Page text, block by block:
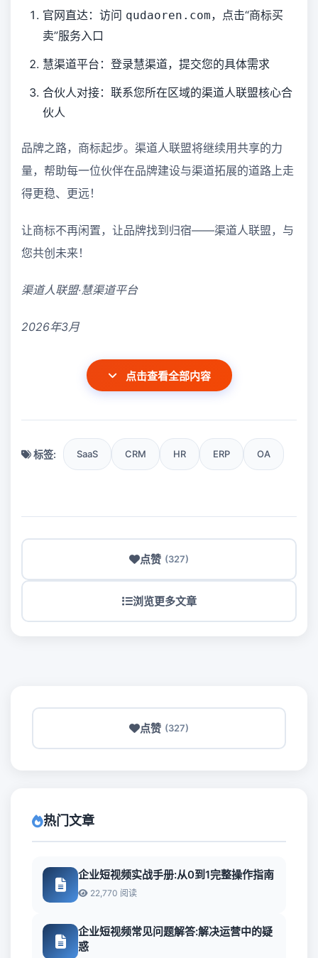
官网直达：访问 qudaoren.com，点击“商标买
卖”服务入口
慧渠道平台：登录慧渠道，提交您的具体需求
合伙人对接：联系您所在区域的渠道人联盟核心合
伙人
品牌之路，商标起步。渠道人联盟将继续用共享的力
量，帮助每一位伙伴在品牌建设与渠道拓展的道路上走
得更稳、更远！
让商标不再闲置，让品牌找到归宿——渠道人联盟，与
您共创未来！
渠道人联盟·慧渠道平台
2026年3月
点击查看全部内容
标签: SaaS CRM HR ERP OA
点赞 (327)
浏览更多文章
点赞 (327)
热门文章
企业短视频实战手册:从0到1完整操作指南
22,770 阅读
企业短视频常见问题解答:解决运营中的疑
惑